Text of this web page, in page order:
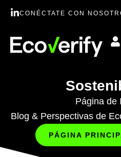
CONÉCTATE CON
Página de
Blog & Perspectivas de
PÁGINA